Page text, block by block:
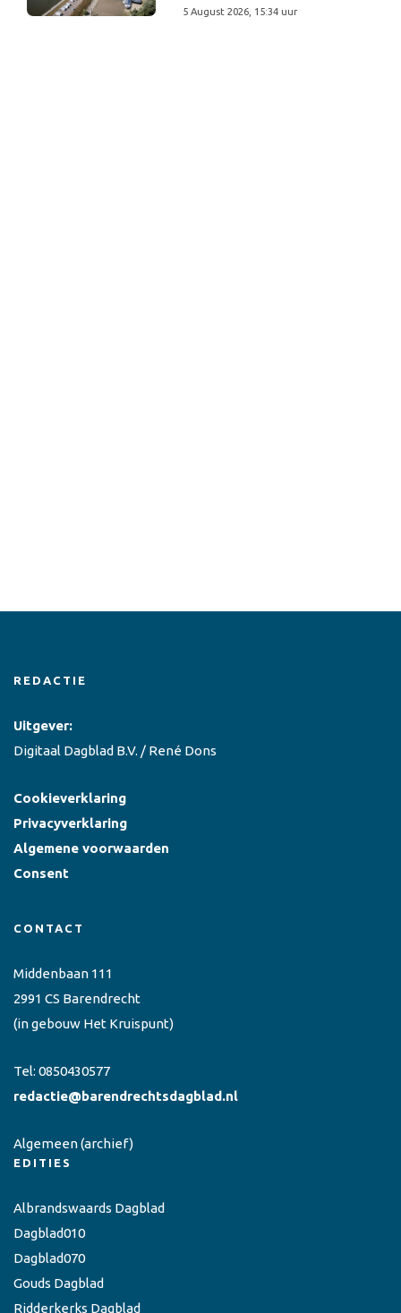
5 August 2026, 15:34 uur
REDACTIE
Uitgever:
Digitaal Dagblad B.V. / René Dons
Cookieverklaring
Privacyverklaring
Algemene voorwaarden
Consent
CONTACT
Middenbaan 111
2991 CS Barendrecht
(in gebouw Het Kruispunt)
Tel: 0850430577
redactie@barendrechtsdagblad.nl
Algemeen(archief)
EDITIES
Albrandswaards Dagblad
Dagblad010
Dagblad070
Gouds Dagblad
Ridderkerks Dagblad